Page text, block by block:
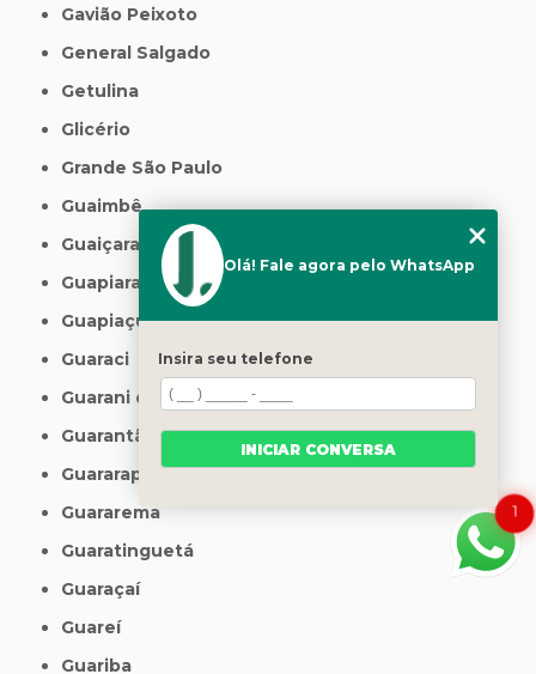
Gavião Peixoto
General Salgado
Getulina
Glicério
Grande São Paulo
Guaimbê
Guaiçara
Guapiara
Guapiaçu
Guaraci
Guarani d'Oeste
Guarantã
Guararapes
Guararema
Guaratinguetá
Guaraçaí
Guareí
Guariba
1
Olá! Fale agora pelo WhatsApp
Insira seu telefone
INICIAR CONVERSA